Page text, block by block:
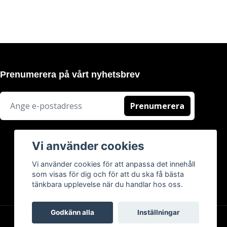
Prenumerera på vårt nyhetsbrev
Prenumerera
Vi använder cookies
Vi använder cookies för att anpassa det innehåll
som visas för dig och för att du ska få bästa
tänkbara upplevelse när du handlar hos oss.
Godkänn alla Inställningar